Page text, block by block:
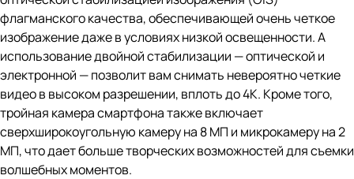
флагманского качества, обеспечивающей очень четкое
изображение даже в условиях низкой освещенности. А
использование двойной стабилизации — оптической и
электронной — позволит вам снимать невероятно четкие
видео в высоком разрешении, вплоть до 4К. Кроме того,
тройная камера смартфона также включает
сверхширокоугольную камеру на 8 МП и микрокамеру на 2
МП, что дает больше творческих возможностей для съемки
волшебных моментов.